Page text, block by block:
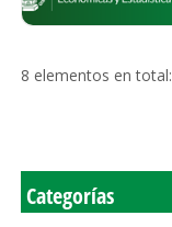
8 elementos en total:
Categorías